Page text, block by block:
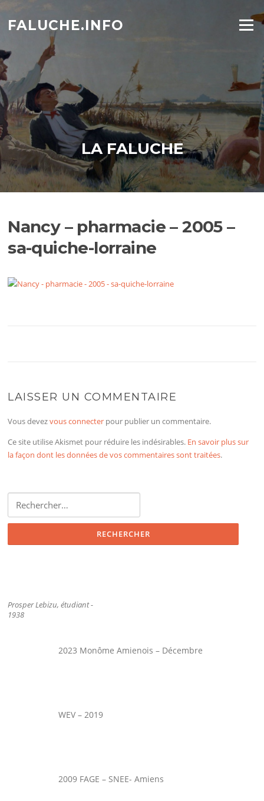
Aller
contenu
FALUCHE.INFO Menu
LA FALUCHE
Nancy – pharmacie – 2005 –
sa-quiche-lorraine
LAISSER UN COMMENTAIRE
Vous devezvous connecter pour publier un commentaire.
Ce site utilise Akismet pour réduire les indésirables. En savoir plus sur
la façon dont les données de vos commentaires sont traitées.
Prosper Lebizu, étudiant -
1938
2023 Monôme Amienois – Décembre
WEV – 2019
2009 FAGE – SNEE- Amiens